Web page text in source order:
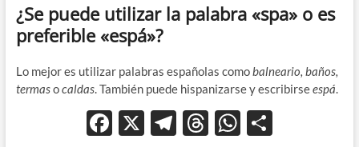
¿Se puede utilizar la palabra «spa» o es
preferible «espá»?
Lo mejor es utilizar palabras españolas comobalneario, baños,
termasocaldas. También puede hispanizarse y escribirseespá.
F X T T W